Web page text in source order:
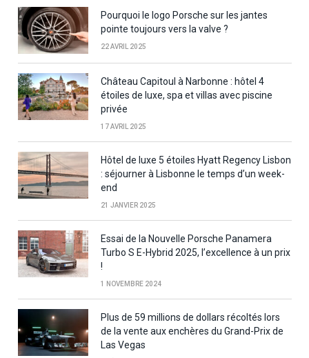
Pourquoi le logo Porsche sur les jantes
pointe toujours vers la valve ?
22 AVRIL 2025
Château Capitoul à Narbonne : hôtel 4
étoiles de luxe, spa et villas avec piscine
privée
17 AVRIL 2025
Hôtel de luxe 5 étoiles Hyatt Regency Lisbon
: séjourner à Lisbonne le temps d’un week-
end
21 JANVIER 2025
Essai de la Nouvelle Porsche Panamera
Turbo S E-Hybrid 2025, l’excellence à un prix
!
1 NOVEMBRE 2024
Plus de 59 millions de dollars récoltés lors
de la vente aux enchères du Grand-Prix de
Las Vegas